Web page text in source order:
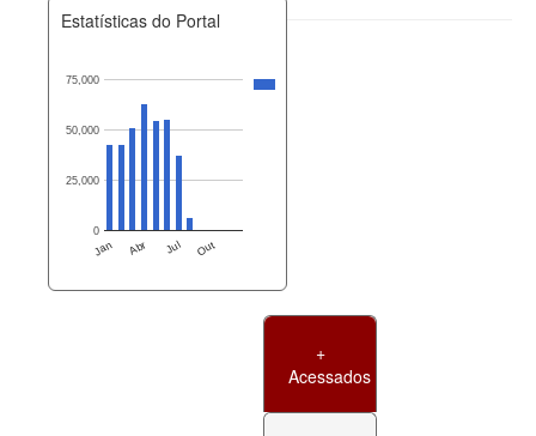
Estatísticas do Portal
Jan Abr Jul Out
0
25,000
50,000
75,000
+
Acessados